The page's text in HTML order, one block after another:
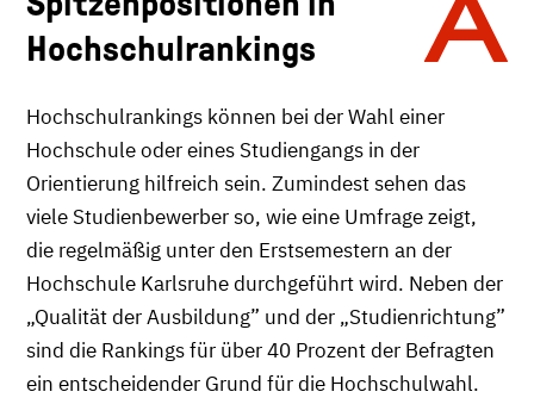
Hochschulrankings
Hochschulrankings können bei der Wahl einer
Hochschule oder eines Studiengangs in der
Orientierung hilfreich sein. Zumindest sehen das
viele Studienbewerber so, wie eine Umfrage zeigt,
die regelmäßig unter den Erstsemestern an der
Hochschule Karlsruhe durchgeführt wird. Neben der
„Qualität der Ausbildung” und der „Studienrichtung”
sind die Rankings für über 40 Prozent der Befragten
ein entscheidender Grund für die Hochschulwahl.